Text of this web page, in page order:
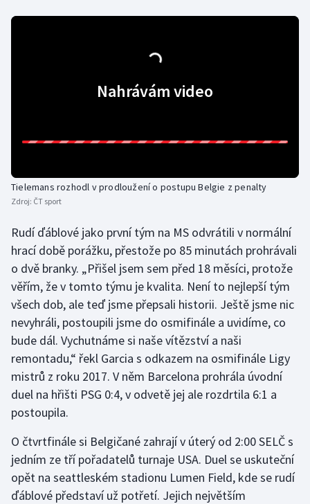
Volejbal
Ostatní
Nahrávám video
Tielemans rozhodl v prodloužení o postupu Belgie z penalty
Zdroj: ČT sport
Rudí ďáblové jako první tým na MS odvrátili v normální
hrací době porážku, přestože po 85 minutách prohrávali
o dvě branky. „Přišel jsem sem před 18 měsíci, protože
věřím, že v tomto týmu je kvalita. Není to nejlepší tým
všech dob, ale teď jsme přepsali historii. Ještě jsme nic
nevyhráli, postoupili jsme do osmifinále a uvidíme, co
bude dál. Vychutnáme si naše vítězství a naši
remontadu,“ řekl Garcia s odkazem na osmifinále Ligy
mistrů z roku 2017. V něm Barcelona prohrála úvodní
duel na hřišti PSG 0:4, v odvetě jej ale rozdrtila 6:1 a
postoupila.
O čtvrtfinále si Belgičané zahrají v úterý od 2:00 SELČ s
jedním ze tří pořadatelů turnaje USA. Duel se uskuteční
opět na seattleském stadionu Lumen Field, kde se rudí
ďáblové představí už potřetí. Jejich největším